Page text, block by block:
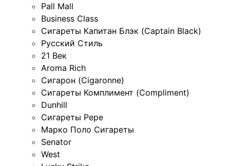
Pall Mall
Business Class
Сигареты Капитан Блэк (Captain Black)
Русский Стиль
21 Век
Aroma Rich
Сигарон (Cigaronne)
Сигареты Комплимент (Compliment)
Dunhill
Сигареты Pepe
Марко Поло Сигареты
Senator
West